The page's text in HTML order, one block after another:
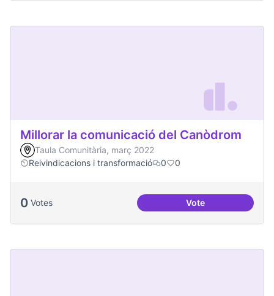
Millorar la comunicació del Canòdrom
Taula Comunitària, març 2022
Reivindicacions i transformació
0 0
0 Votes VoteMillorar la